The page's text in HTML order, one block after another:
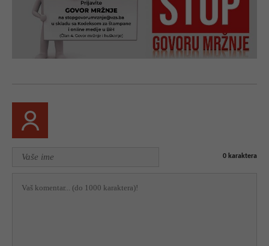
0 karaktera